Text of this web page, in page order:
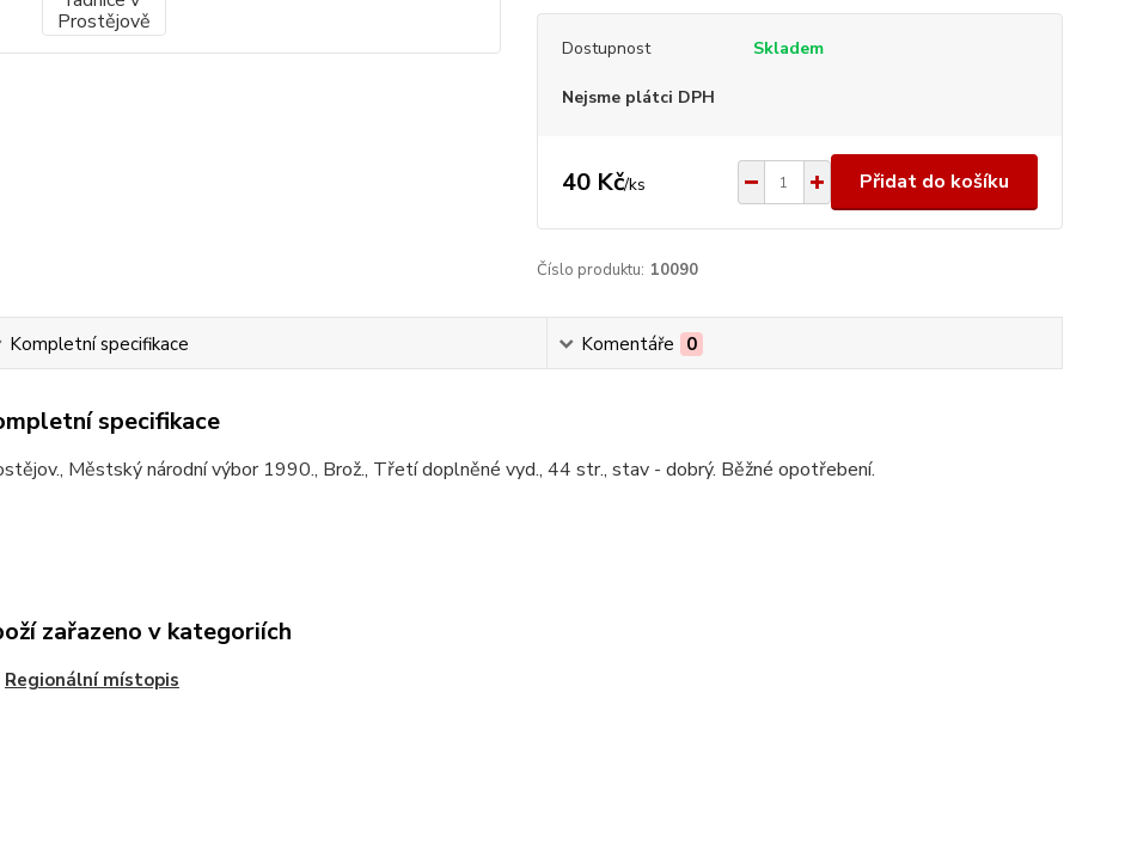
Dostupnost Skladem
Nejsme plátci DPH
40 Kč/ks Přidat do košíku
Číslo produktu: 10090
Kompletní specifikace Komentáře 0
specifikace
Městský národní výbor 1990., Brož., Třetí doplněné vyd., 44 str., stav - dobrý. Běžné opotřebení.
zařazeno v kategoriích
Regionální místopis